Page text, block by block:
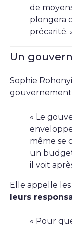
de
plongera
précarité.
Un
Sophie
gouvernement
« Le
même se
un
il voit
Elle appelle
leurs
« Pour